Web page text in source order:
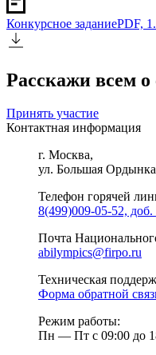
Конкурсное заданиеPDF,
Расскажи всем о
Принять участие
Контактная информация
г. Москва,
ул. Большая
Телефон горячей
8(499)009-05-52, доб.
Почта
abilympics@firpo.ru
Техническая
Форма обратной
Режим работы:
Пн — Пт с 09:00 до